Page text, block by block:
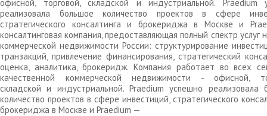
офисной, торговой, складской и индустриальной. Praedium
реализовала большое количество проектов в сфере
стратегического консалтинга и брокериджа в Москве и
консалтинговая компания, предоставляющая полный спектр услуг
коммерческой недвижимости России: структурирование
транзакций, привлечение финансирования, стратегический
оценка, аналитика, брокеридж. Компания работает во всех
качественной коммерческой недвижимости - офисной,
складской и индустриальной. Praedium успешно реализовала
количество проектов в сфере инвестиций, стратегического
брокериджа в Москве и Praedium —